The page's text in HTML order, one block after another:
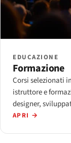
EDUCAZIONE
Formazione
Corsi selezionati
istruttore e
designer,
APRI →